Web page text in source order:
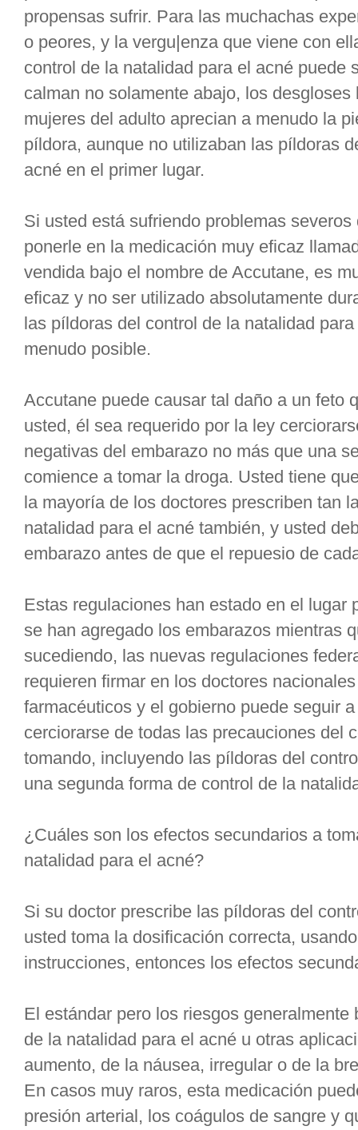
propensas sufrir. Para las muchachas
o peores, y la vergu|enza que viene con
control de la natalidad para el acné puede
calman no solamente abajo, los
mujeres del adulto aprecian a menudo la
píldora, aunque no utilizaban las píldoras
acné en el primer lugar.
Si usted está sufriendo problemas
ponerle en la medicación muy eficaz
vendida bajo el nombre de Accutane, es
eficaz y no ser utilizado absolutamente
las píldoras del control de la natalidad
menudo posible.
Accutane puede causar tal daño a un feto
usted, él sea requerido por la ley
negativas del embarazo no más que una
comience a tomar la droga. Usted tiene
la mayoría de los doctores prescriben tan
natalidad para el acné también, y usted
embarazo antes de que el repuesio de
Estas regulaciones han estado en el lugar
se han agregado los embarazos mientras
sucediendo, las nuevas regulaciones
requieren firmar en los doctores
farmacéuticos y el gobierno puede seguir
cerciorarse de todas las precauciones del
tomando, incluyendo las píldoras del
una segunda forma de control de la
¿Cuáles son los efectos secundarios a
natalidad para el acné?
Si su doctor prescribe las píldoras del
usted toma la dosificación correcta,
instrucciones, entonces los efectos
El estándar pero los riesgos
de la natalidad para el acné u otras
aumento, de la náusea, irregular o de la
En casos muy raros, esta medicación
presión arterial, los coágulos de sangre y